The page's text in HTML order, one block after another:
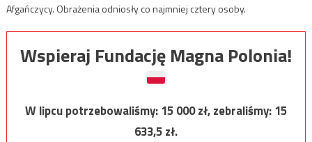
Afgańczycy. Obrażenia odniosły co najmniej cztery osoby.
Wspieraj Fundację Magna Polonia!
W lipcu potrzebowaliśmy:15 000zł, zebraliśmy:15
633,5zł.